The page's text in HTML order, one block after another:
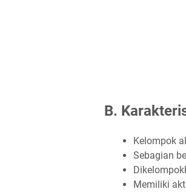
B.
Kelompok
Sebagian
Memiliki